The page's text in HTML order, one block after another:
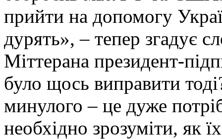
прийти на допомогу
дурять», – тепер згадує
Міттерана президент-
було щось виправити
минулого – це дуже
необхідно зрозуміти, як